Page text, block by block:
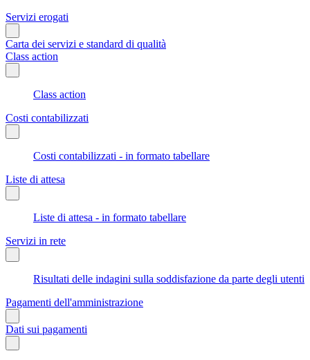
Servizi erogati
Carta dei servizi e standard di qualità
Class action
Class action
Costi contabilizzati
Costi contabilizzati - in formato tabellare
Liste di attesa
Liste di attesa - in formato tabellare
Servizi in rete
Risultati delle indagini sulla soddisfazione da parte degli utenti
Pagamenti dell'amministrazione
Dati sui pagamenti